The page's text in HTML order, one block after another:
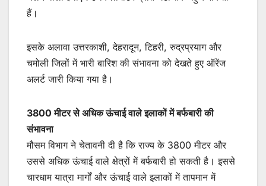
हैं।
इसके अलावा उत्तरकाशी, देहरादून, टिहरी, रुद्रप्रयाग और
चमोली जिलों में भारी बारिश की संभावना को देखते हुए ऑरेंज
अलर्ट जारी किया गया है।
3800 मीटर से अधिक ऊंचाई वाले इलाकों में बर्फबारी की
संभावना
मौसम विभाग ने चेतावनी दी है कि राज्य के 3800 मीटर और
उससे अधिक ऊंचाई वाले क्षेत्रों में बर्फबारी हो सकती है। इससे
चारधाम यात्रा मार्गों और ऊंचाई वाले इलाकों में तापमान में